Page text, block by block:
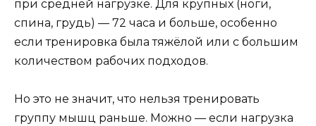
при средней нагрузке. Для крупных (ноги,
спина, грудь) — 72 часа и больше, особенно
если тренировка была тяжёлой или с большим
количеством рабочих подходов.
Но это не значит, что нельзя тренировать
группу мышц раньше. Можно — если нагрузка